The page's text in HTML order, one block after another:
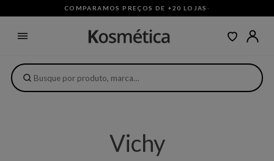
COMPARAMOS PREÇOS DE +20 LOJAS ·
Vichy